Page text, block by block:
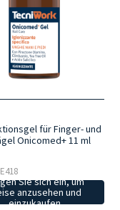
für Finger- und
Onicomed+ 11 ml
Sie sich ein, um
anzusehen und
einzukaufen